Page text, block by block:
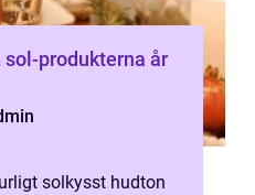
sol-produkterna år
solkysst hudton